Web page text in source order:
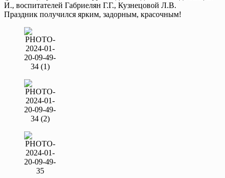
И., воспитателей Габриелян Г.Г., Кузнецовой Л.В.
Праздник получился ярким, задорным, красочным!